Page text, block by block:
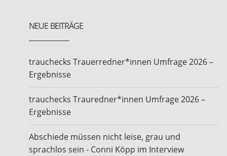
NEUE BEITRÄGE
trauchecks Trauerredner*innen Umfrage 2026 –
Ergebnisse
trauchecks Trauredner*innen Umfrage 2026 –
Ergebnisse
Abschiede müssen nicht leise, grau und
sprachlos sein - Conni Köpp im Interview